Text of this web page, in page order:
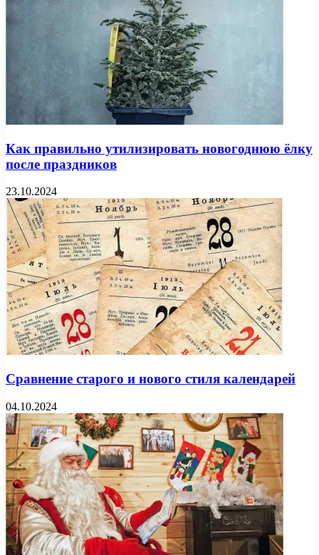
Как правильно утилизировать новогоднюю ёлку
после праздников
23.10.2024
Сравнение старого и нового стиля календарей
04.10.2024